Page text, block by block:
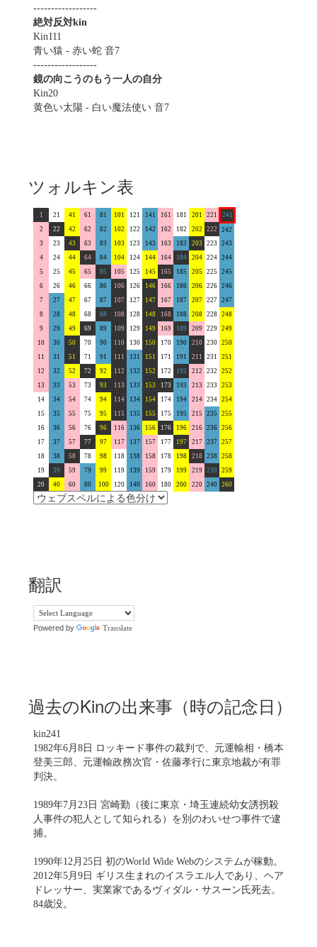
------------------
絶対反対kin
Kin111
青い猿 - 赤い蛇 音7
------------------
鏡の向こうのもう一人の自分
Kin20
黄色い太陽 - 白い魔法使い 音7
ツォルキン表
1 21 41 61 81 101 121 141 161 181 201 221
241
2
22 42 62 82 102 122 142 162 182 202 222
242
3
23 43 63 83 103 123 143 163 183 203 223
243
4
24 44 64 84 104 124 144 164 184 204 224 244
5
25 45 65 85 105 125 145 165 185 205 225
245
6
26 46 66 86 106 126 146 166 186 206 226 246
7
27 47 67 87 107 127 147 167 187 207 227 247
8
28 48 68 88 108 128 148 168 188 208 228
248
9
29 49 69 89 109 129 149 169 189 209 229 249
10
30 50 70 90 110 130 150 170 190 210 230 250
11
31 51 71 91 111 131 151 171 191 211 231
251
12
32 52 72 92 112 132 152 172 192 212 232
252
13
33 53 73 93 113 133 153 173 193 213 233
253
14
34 54 74 94 114 134 154 174 194 214 234 254
15
35 55 75 95 115 135 155 175 195 215 235
255
16
36 56 76 96 116 136 156 176 196 216 236 256
17
37 57 77 97 117 137 157 177 197 217 237 257
18
38 58 78 98 118 138 158 178 198 218 238
258
19
39 59 79 99 119 139 159 179 199 219 239
259
20
40 60 80 100 120 140 160 180 200 220 240 260
翻訳
Powered by Translate
過去のKinの出来事（時の記念日）
kin241
1982年6月8日 ロッキード事件の裁判で、元運輸相・橋本
登美三郎、元運輸政務次官・佐藤孝行に東京地裁が有罪
判決。
1989年7月23日 宮崎勤（後に東京・埼玉連続幼女誘拐殺
人事件の犯人として知られる）を別のわいせつ事件で逮
捕。
1990年12月25日 初のWorld Wide Webのシステムが稼動。
2012年5月9日 ギリス生まれのイスラエル人であり、ヘア
ドレッサー、実業家であるヴィダル・サスーン氏死去。
84歳没。